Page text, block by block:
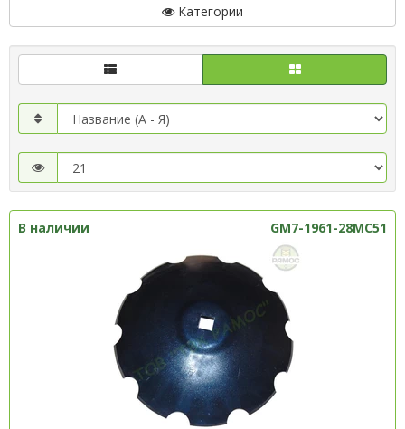
Категории
В наличии GM7-1961-28MC51